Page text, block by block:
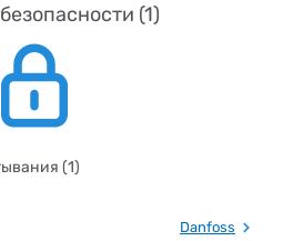
(1)
(1)
Danfoss